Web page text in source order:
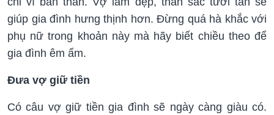
giúp gia đình hưng thịnh hơn. Đừng quá hà khắc với
phụ nữ trong khoản này mà hãy biết chiều theo để
gia đình êm ấm.
Đưa vợ giữ tiền
Có câu vợ giữ tiền gia đình sẽ ngày càng giàu có.